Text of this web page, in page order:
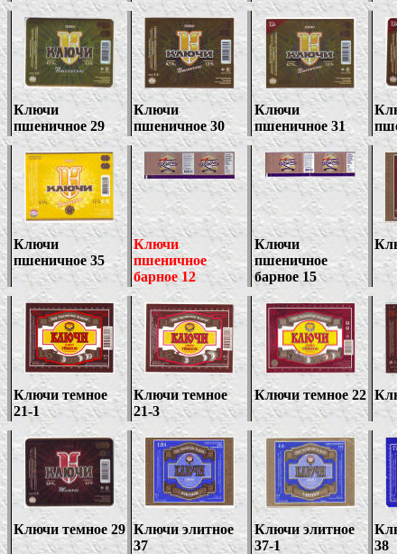
Ключи
пшеничное 29
Ключи
пшеничное 30
Ключи
пшеничное 31
Ключи
пшеничное 35
Ключи
пшеничное
барное 12
Ключи
пшеничное
барное 15
Ключи темное
21-1
Ключи темное
21-3
Ключи темное 22
Ключи темное 29 Ключи элитное
37
Ключи элитное
37-1
38